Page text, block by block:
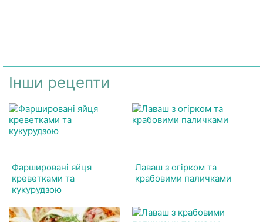
Інши рецепти
Фаршировані яйця
креветками та
кукурудзою
Лаваш з огірком та
крабовими паличками